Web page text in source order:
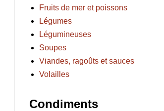
Fruits de mer et poissons
Légumes
Légumineuses
Soupes
Viandes, ragoûts et sauces
Volailles
Condiments